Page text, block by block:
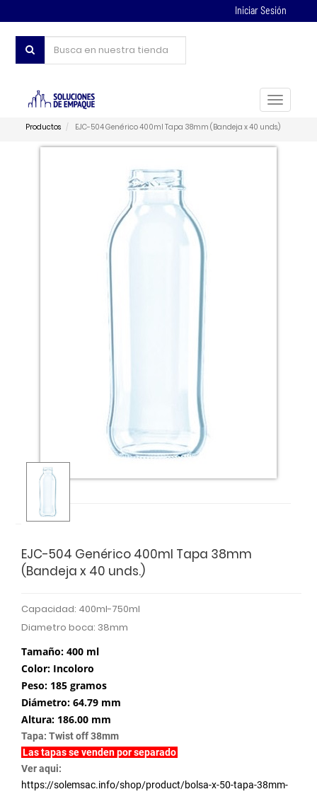
Iniciar Sesión
Toggle
Productos EJC-504 Genérico 400ml Tapa 38mm (Bandeja x 40 unds.)
EJC-504 Genérico 400ml Tapa 38mm
(Bandeja x 40 unds.)
Capacidad: 400ml-750ml
Diametro boca:38mm
Tamaño: 400 ml
Color: Incoloro
Peso: 185 gramos
Diámetro: 64.79 mm
Altura: 186.00 mm
Tapa: Twist off 38mm
Las tapas se venden por separado
Ver aqui:
https://solemsac.info/shop/product/bolsa-x-50-tapa-38mm-